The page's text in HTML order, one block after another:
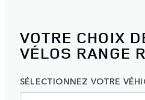
VOTRE CHOIX
VÉLOS RANGE
SÉLECTIONNEZ VOTRE